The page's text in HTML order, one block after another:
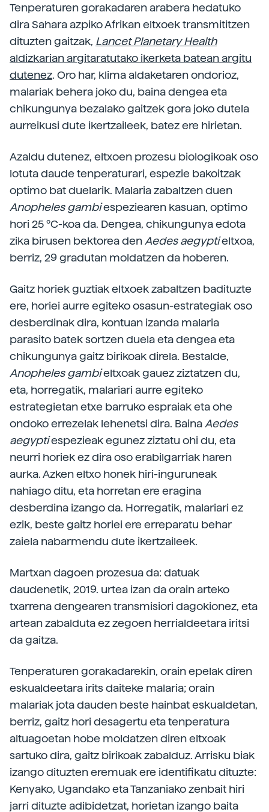
Tenperaturen gorakadaren arabera hedatuko
dira Sahara azpiko Afrikan eltxoek transmititzen
dituzten gaitzak, Lancet Planetary Health
aldizkarian argitaratutako ikerketa batean argitu
dutenez. Oro har, klima aldaketaren ondorioz,
malariak behera joko du, baina dengea eta
chikungunya bezalako gaitzek gora joko dutela
aurreikusi dute ikertzaileek, batez ere hirietan.
Azaldu dutenez, eltxoen prozesu biologikoak oso
lotuta daude tenperaturari, espezie bakoitzak
optimo bat duelarik. Malaria zabaltzen duen
Anopheles gambiespeziearen kasuan, optimo
hori 25 ºC-koa da. Dengea, chikungunya edota
zika birusen bektorea den Aedes aegyptieltxoa,
berriz, 29 gradutan moldatzen da hoberen.
Gaitz horiek guztiak eltxoek zabaltzen badituzte
ere, horiei aurre egiteko osasun-estrategiak oso
desberdinak dira, kontuan izanda malaria
parasito batek sortzen duela eta dengea eta
chikungunya gaitz birikoak direla. Bestalde,
Anopheles gambieltxoak gauez ziztatzen du,
eta, horregatik, malariari aurre egiteko
estrategietan etxe barruko espraiak eta ohe
ondoko errezelak lehenetsi dira. Baina Aedes
aegyptiespezieak egunez ziztatu ohi du, eta
neurri horiek ez dira oso erabilgarriak haren
aurka. Azken eltxo honek hiri-inguruneak
nahiago ditu, eta horretan ere eragina
desberdina izango da. Horregatik, malariari ez
ezik, beste gaitz horiei ere erreparatu behar
zaiela nabarmendu dute ikertzaileek.
Martxan dagoen prozesua da: datuak
daudenetik, 2019. urtea izan da orain arteko
txarrena dengearen transmisiori dagokionez, eta
artean zabalduta ez zegoen herrialdeetara iritsi
da gaitza.
Tenperaturen gorakadarekin, orain epelak diren
eskualdeetara irits daiteke malaria; orain
malariak jota dauden beste hainbat eskualdetan,
berriz, gaitz hori desagertu eta tenperatura
altuagoetan hobe moldatzen diren eltxoak
sartuko dira, gaitz birikoak zabalduz. Arrisku biak
izango dituzten eremuak ere identifikatu dituzte:
Kenyako, Ugandako eta Tanzaniako zenbait hiri
jarri dituzte adibidetzat, horietan izango baita